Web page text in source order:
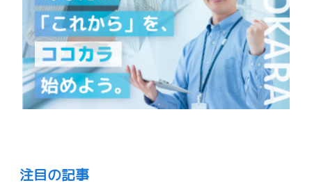
注目の記事